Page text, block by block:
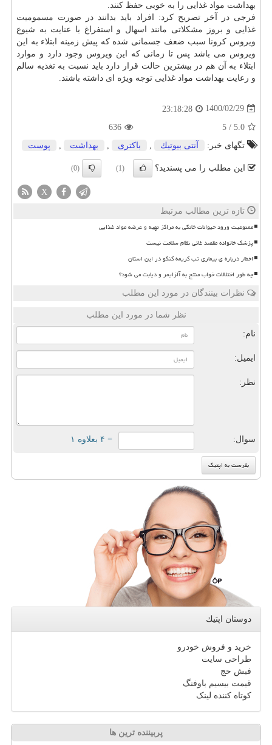
بهداشت مواد غذایی را به خوبی حفظ کنند.
فرجی در آخر تصریح کرد: افراد باید بدانند در صورت مسمومیت
غذایی و بروز مشکلاتی مانند اسهال و استفراغ با عنایت به شیوع
ویروس کرونا سبب ضعف جسمانی شده که پیش زمینه ابتلاء به این
ویروس می باشد پس تا زمانی که این ویروس وجود دارد و موارد
ابتلاء به آن هم در بیشترین حالت قرار دارد باید نسبت به تغذیه سالم
و رعایت بهداشت مواد غذایی توجه ویژه ای داشته باشند.
1400/02/29
23:18:28
5.0
/
5
636
تگهای خبر:
آنتی بیوتیك باكتری بهداشت پوست
این مطلب را می پسندید؟ (1)
(0)
X
تازه ترین مطالب مرتبط
ممنوعیت ورود حیوانات خانگی به مراکز تهیه و عرضه مواد غذایی
پزشک خانواده مقصد غائی نظام سلامت نیست
اخطار درباره ی بیماری تب کریمه کنگو در این استان
چه طور اختلالات خواب منتج به آلزایمر و دیابت می شود؟
نظرات بینندگان در مورد این مطلب
نظر شما در مورد این مطلب
نام:
ایمیل:
نظر:
سوال: = ۴ بعلاوه ۱
دوستان اپتیك
خرید و فروش خودرو
طراحی سایت
فیش حج
قیمت بیسیم باوفنگ
کوتاه کننده لینک
پربیننده ترین ها